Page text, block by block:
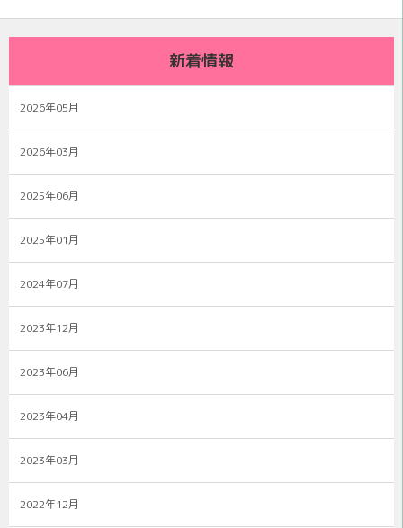
新着情報
2026年05月
2026年03月
2025年06月
2025年01月
2024年07月
2023年12月
2023年06月
2023年04月
2023年03月
2022年12月